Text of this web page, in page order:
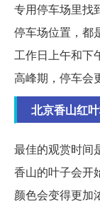
专用停车场里找
停车场位置，都
工作日上午和下
高峰期，停车会
北京香山红
最佳的观赏时间
香山的叶子会开
颜色会变得更加